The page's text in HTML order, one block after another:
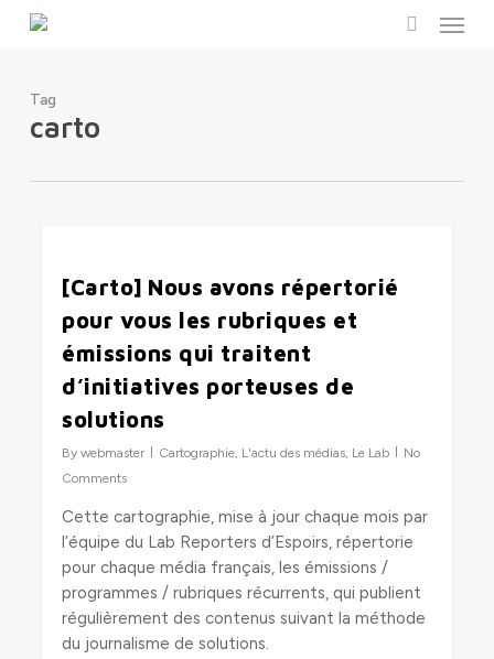
Menu
Tag
carto
[Carto] Nous avons répertorié
pour vous les rubriques et
émissions qui traitent
d’initiatives porteuses de
solutions
By webmaster Cartographie, L'actu des médias, Le Lab
No
Comments
Cette cartographie, mise à jour chaque mois par
l’équipe du Lab Reporters d’Espoirs, répertorie
pour chaque média français, les émissions /
programmes / rubriques récurrents, qui publient
régulièrement des contenus suivant la méthode
du journalisme de solutions.